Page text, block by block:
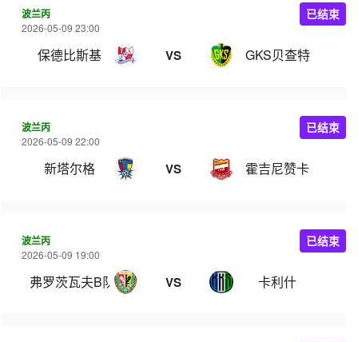
波兰丙
2026-05-09 23:00
保德比斯基 VS GKS贝查特
已结束
波兰丙
2026-05-09 22:00
新塔尔格 VS 霍吉尼赞卡
已结束
波兰丙
2026-05-09 19:00
弗罗茨瓦夫B队 VS 卡利什
已结束